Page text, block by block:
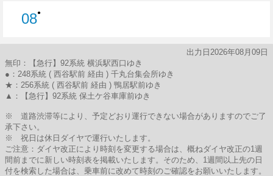
08●
出力日2026年08月09日
無印：【急行】92系統 横浜駅西口ゆき
●：248系統 ( 西谷駅前 経由 ) 千丸台集会所ゆき
★：256系統 ( 西谷駅前 経由 ) 鴨居駅前ゆき
▲：【急行】92系統 保土ケ谷車庫前ゆき
※ 道路渋滞等により、予定どおり運行できない場合がありますのでご了
承下さい。
※ 祝日は休日ダイヤで運行いたします。
ご注意：ダイヤ改正により時刻を変更する場合は、概ねダイヤ改正の1週
間前までに新しい時刻表を掲載いたします。そのため、1週間以上先の日
付を検索した場合は、乗車前に改めて時刻のご確認をお願いいたします。